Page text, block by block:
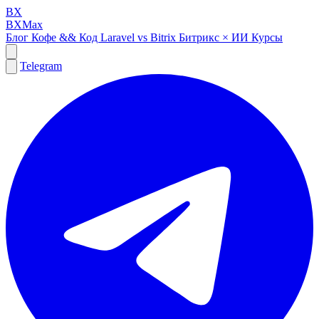
BX
BXMax
Блог Кофе && Код Laravel vs Bitrix Битрикс × ИИ Курсы
Telegram